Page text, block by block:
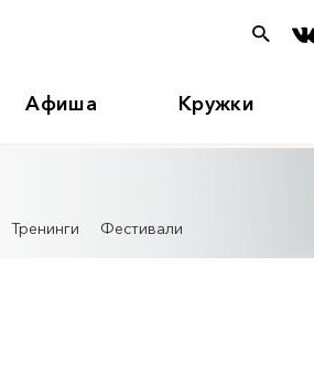
Афиша Кружки
Тренинги Фестивали